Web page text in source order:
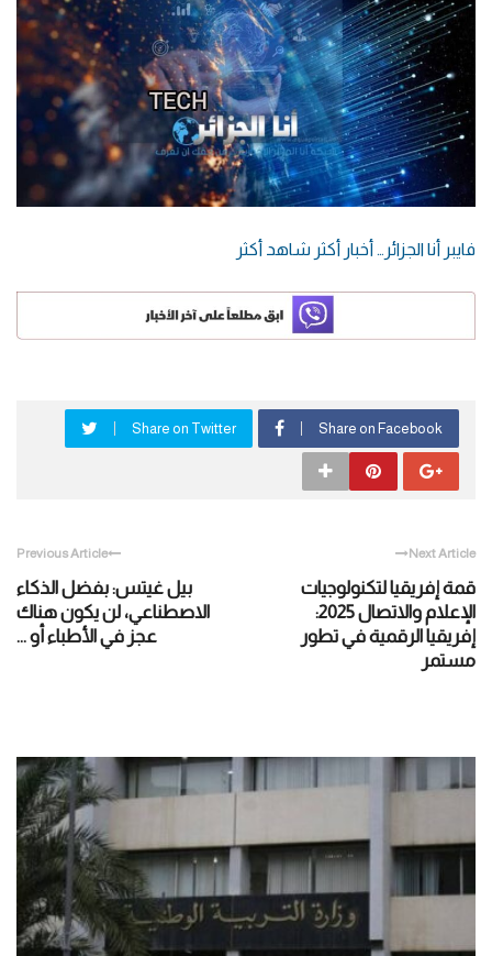
فايبر أنا الجزائر… أخبار أكثر شاهد أكثر
Share on Facebook
Share on Twitter
Previous Article
بيل غيتس: بفضل الذكاء
الاصطناعي، لن يكون هناك
عجز في الأطباء أو ...
Next Article
قمة إفريقيا لتكنولوجيات
الإعلام والاتصال 2025:
إفريقيا الرقمية في تطور
مستمر